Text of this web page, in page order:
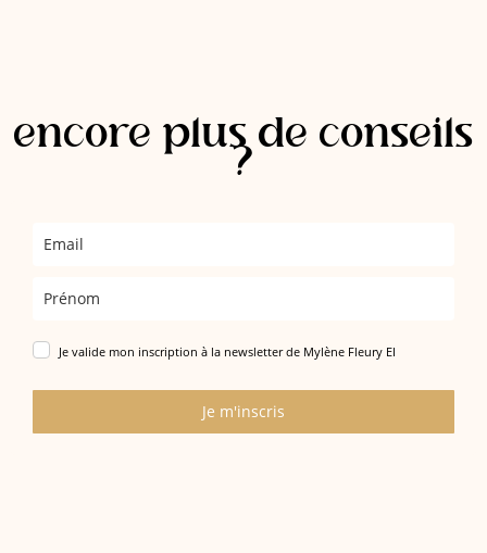
encore plus de conseils
?
Je valide mon inscription à la newsletter de Mylène Fleury EI
Je m'inscris